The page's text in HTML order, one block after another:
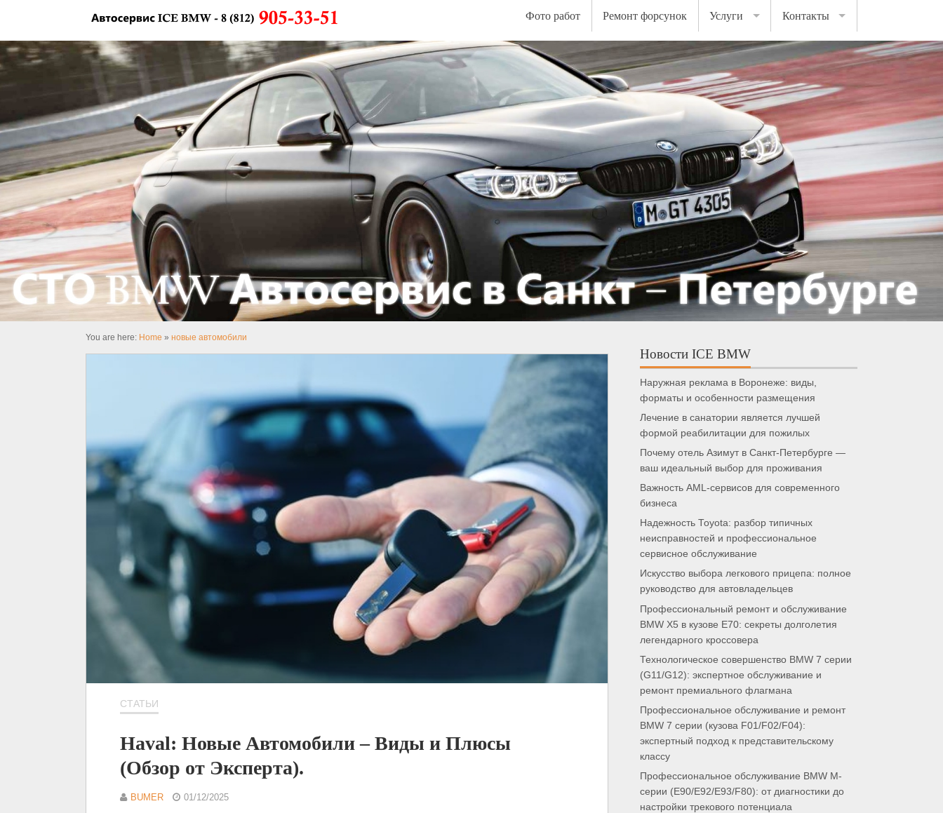
Фото работ Ремонт форсунок Услуги Контакты
You are here: Home » новые автомобили
СТАТЬИ
Haval: Новые Автомобили – Виды и Плюсы
(Обзор от Эксперта).
BUMER 01/12/2025
Новости ICE BMW
Наружная реклама в Воронеже: виды,
форматы и особенности размещения
Лечение в санатории является лучшей
формой реабилитации для пожилых
Почему отель Азимут в Санкт-Петербурге —
ваш идеальный выбор для проживания
Важность AML-сервисов для современного
бизнеса
Надежность Toyota: разбор типичных
неисправностей и профессиональное
сервисное обслуживание
Искусство выбора легкового прицепа: полное
руководство для автовладельцев
Профессиональный ремонт и обслуживание
BMW X5 в кузове E70: секреты долголетия
легендарного кроссовера
Технологическое совершенство BMW 7 серии
(G11/G12): экспертное обслуживание и
ремонт премиального флагмана
Профессиональное обслуживание и ремонт
BMW 7 серии (кузова F01/F02/F04):
экспертный подход к представительскому
классу
Профессиональное обслуживание BMW M-
серии (E90/E92/E93/F80): от диагностики до
настройки трекового потенциала